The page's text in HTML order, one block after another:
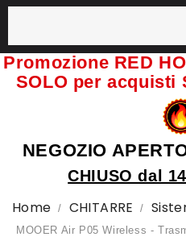
Promozione RED
SOLO per acquisti
NEGOZIO
CHIUSO dal
Home CHITARRE
MOOER Air P05 Wireless -